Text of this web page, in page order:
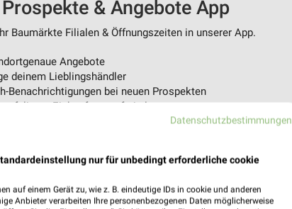
& Angebote App
Baumärkte Filialen & Öffnungszeiten in unserer App.
Angebote
deinem Lieblingshändler
Benachrichtigungen bei neuen Prospekten
- Einkauf stressfrei planen
Datenschutzbestimmungen
nur für unbedingt erforderliche cookie
auf einem Gerät zu, wie z. B. eindeutige IDs in cookie und anderen
Anbieter verarbeiten Ihre personenbezogenen Daten möglicherweise